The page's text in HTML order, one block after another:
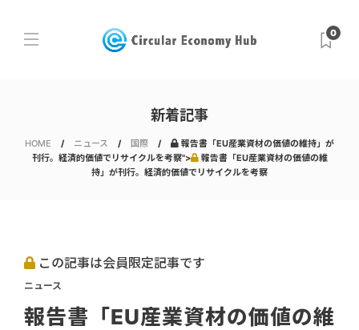
0
新着記事
HOME ニュース 国際
報告書「EU産業資材の価値の維持」が
刊行。経済的価値でリサイクルを考察">
報告書「EU産業資材の価値の維
持」が刊行。経済的価値でリサイクルを考察
この記事は会員限定記事です
ニュース
報告書「EU産業資材の価値の維